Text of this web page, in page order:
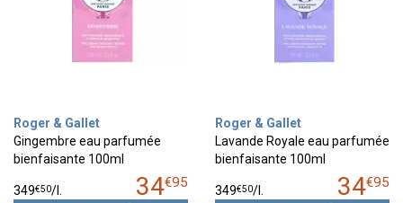
Roger & Gallet
Gingembre eau parfumée
bienfaisante 100ml
34€95
349€50/
Roger & Gallet
Lavande Royale eau parfumée
bienfaisante 100ml
34€95
349€50/